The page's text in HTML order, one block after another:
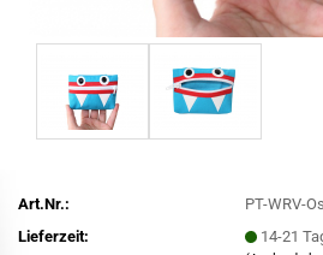
Art.Nr.:
PT-WRV-
Lieferzeit:
14-21